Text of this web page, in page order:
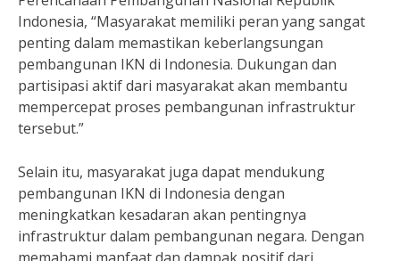
Indonesia, “Masyarakat memiliki peran yang sangat
penting dalam memastikan keberlangsungan
pembangunan IKN di Indonesia. Dukungan dan
partisipasi aktif dari masyarakat akan membantu
mempercepat proses pembangunan infrastruktur
tersebut.”
Selain itu, masyarakat juga dapat mendukung
pembangunan IKN di Indonesia dengan
meningkatkan kesadaran akan pentingnya
infrastruktur dalam pembangunan negara. Dengan